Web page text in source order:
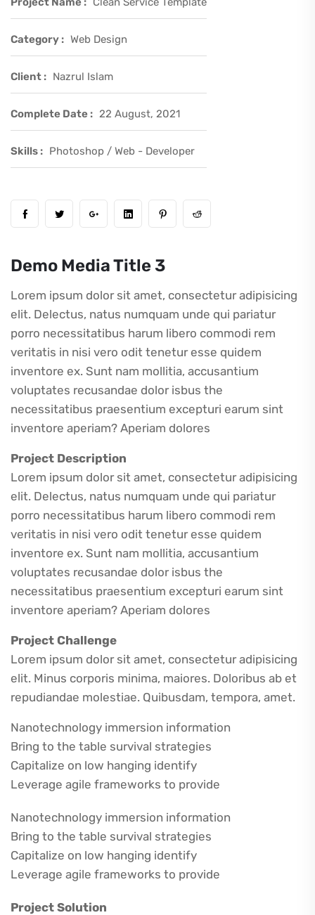
Category : Web Design
Client : Nazrul Islam
Complete Date : 22 August, 2021
Skills : Photoshop / Web - Developer
Demo Media Title 3
Lorem ipsum dolor sit amet, consectetur adipisicing
elit. Delectus, natus numquam unde qui pariatur
porro necessitatibus harum libero commodi rem
veritatis in nisi vero odit tenetur esse quidem
inventore ex. Sunt nam mollitia, accusantium
voluptates recusandae dolor isbus the
necessitatibus praesentium excepturi earum sint
inventore aperiam? Aperiam dolores
Project Description
Lorem ipsum dolor sit amet, consectetur adipisicing
elit. Delectus, natus numquam unde qui pariatur
porro necessitatibus harum libero commodi rem
veritatis in nisi vero odit tenetur esse quidem
inventore ex. Sunt nam mollitia, accusantium
voluptates recusandae dolor isbus the
necessitatibus praesentium excepturi earum sint
inventore aperiam? Aperiam dolores
Project Challenge
Lorem ipsum dolor sit amet, consectetur adipisicing
elit. Minus corporis minima, maiores. Doloribus ab et
repudiandae molestiae. Quibusdam, tempora, amet.
Nanotechnology immersion information
Bring to the table survival strategies
Capitalize on low hanging identify
Leverage agile frameworks to provide
Nanotechnology immersion information
Bring to the table survival strategies
Capitalize on low hanging identify
Leverage agile frameworks to provide
Project Solution